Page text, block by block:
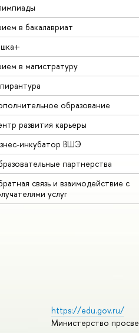
в бакалавриат
в магистратуру
образование
развития карьеры
инкубатор ВШЭ
партнерства
связь и взаимодействие с
услуг
https://edu.gov.ru/
Министерство